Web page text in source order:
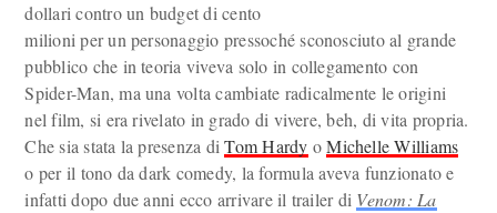
dollari contro un budget di cento
milioni per un personaggio pressoché sconosciuto al grande
pubblico che in teoria viveva solo in collegamento con
Spider-Man, ma una volta cambiate radicalmente le origini
nel film, si era rivelato in grado di vivere, beh, di vita propria.
Che sia stata la presenza diTom Hardy oMichelle Williams
o per il tono da dark comedy, la formula aveva funzionato e
infatti dopo due anni ecco arrivare il trailer di Venom: La